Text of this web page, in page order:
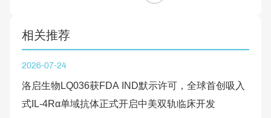
相关推荐
2026-07-24
洛启生物LQ036获FDA IND默示许可，全球首创吸入
式IL-4Rα单域抗体正式开启中美双轨临床开发